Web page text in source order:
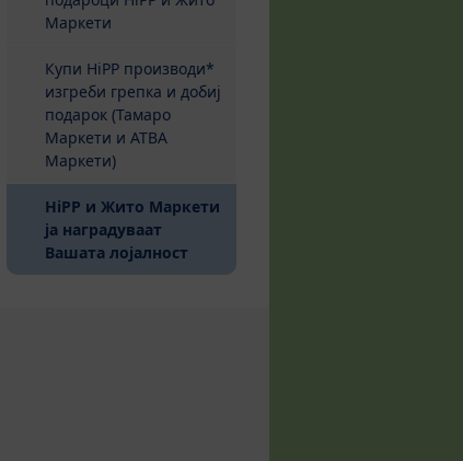
Маркети
Купи HiPP производи*
изгреби грепка и добиј
подарок (Тамаро
Маркети и АТВА
Маркети)
HiPP и Жито Маркети
ја наградуваат
Вашата лојалност